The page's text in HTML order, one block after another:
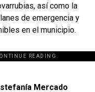
así como la
de emergencia y
en el municipio.
READING.
Mercado